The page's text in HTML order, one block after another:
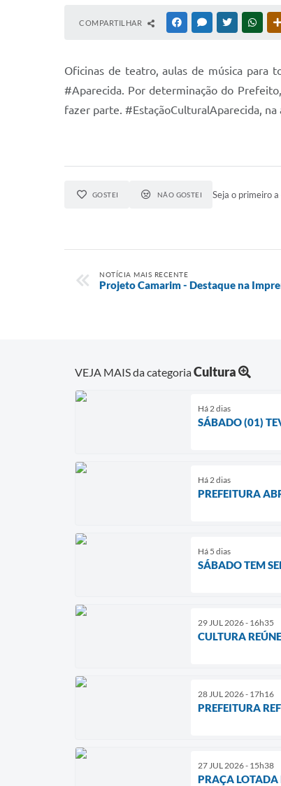
COMPARTILHAR FACEBOOKMESSENGER
TWITTER
Oficinas de teatro, aulas de música para
#Aparecida. Por determinação do
fazer parte. #EstaçãoCulturalAparecida, na
GOSTEI NÃO GOSTEI Seja o primeiro
NOTÍCIA MAIS RECENTE
Projeto Camarim - Destaque na
VEJA MAIS da categoriaCultura
Há 2 dias
SÁBADO (01)
Há 2 dias
PREFEITURA
Há 5 dias
SÁBADO TEM
29 JUL 2026 - 16h35
CULTURA
28 JUL 2026 - 17h16
PREFEITURA
27 JUL 2026 - 15h38
PRAÇA LOTADA